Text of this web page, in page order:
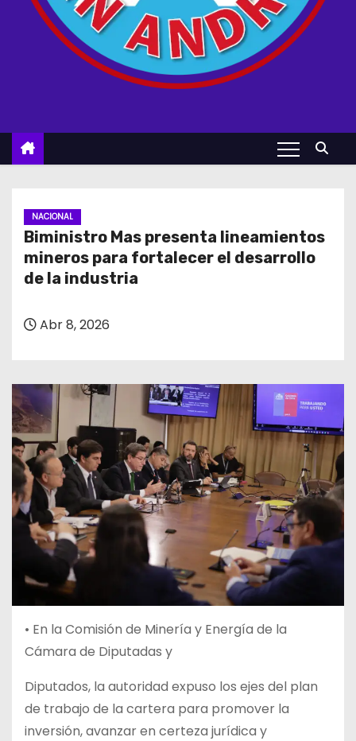
NACIONAL
Biministro Mas presenta lineamientos
mineros para fortalecer el desarrollo
de la industria
Abr 8, 2026
• En la Comisión de Minería y Energía de la
Cámara de Diputadas y
Diputados, la autoridad expuso los ejes del plan
de trabajo de la cartera para promover la
inversión, avanzar en certeza jurídica y